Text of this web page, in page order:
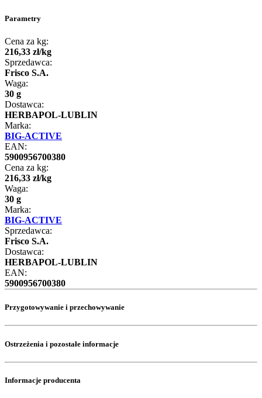
Parametry
Cena za kg:
216,33 zł/kg
Sprzedawca:
Frisco S.A.
Waga:
30 g
Dostawca:
HERBAPOL-LUBLIN
Marka:
BIG-ACTIVE
EAN:
5900956700380
Cena za kg:
216,33 zł/kg
Waga:
30 g
Marka:
BIG-ACTIVE
Sprzedawca:
Frisco S.A.
Dostawca:
HERBAPOL-LUBLIN
EAN:
5900956700380
Przygotowywanie i przechowywanie
Ostrzeżenia i pozostałe informacje
Informacje producenta